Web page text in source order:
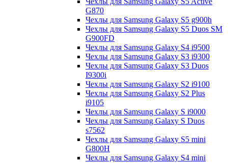
G870
Чехлы для Samsung Galaxy S5 g900h
Чехлы для Samsung Galaxy S5 Duos SM
G900FD
Чехлы для Samsung Galaxy S4 i9500
Чехлы для Samsung Galaxy S3 i9300
Чехлы для Samsung Galaxy S3 Duos
I9300i
Чехлы для Samsung Galaxy S2 i9100
Чехлы для Samsung Galaxy S2 Plus
i9105
Чехлы для Samsung Galaxy S i9000
Чехлы для Samsung Galaxy S Duos
s7562
Чехлы для Samsung Galaxy S5 mini
G800H
Чехлы для Samsung Galaxy S4 mini